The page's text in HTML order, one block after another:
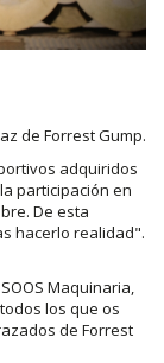
de Forrest Gump.
adquiridos
participación en
De esta
hacerlo realidad".
Maquinaria,
los que os
de Forrest